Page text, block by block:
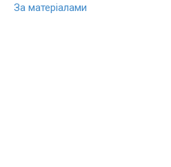
За матеріалами